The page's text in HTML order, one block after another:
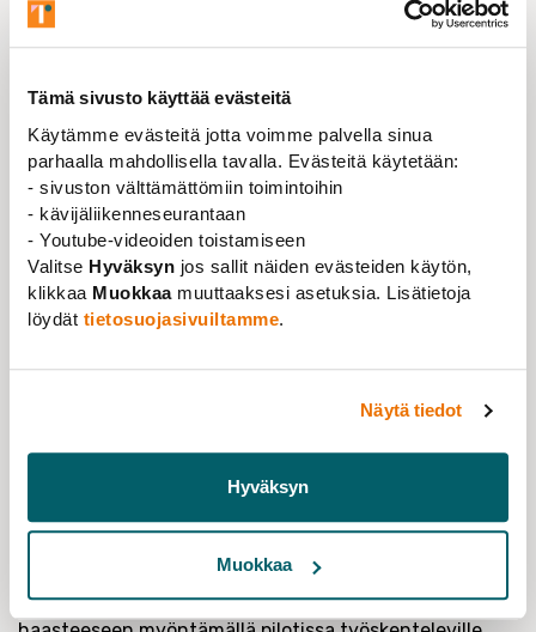
Tämä sivusto käyttää evästeitä
Käytämme evästeitä jotta voimme palvella sinua
parhaalla mahdollisella tavalla. Evästeitä käytetään:
- sivuston välttämättömiin toimintoihin
- kävijäliikenneseurantaan
- Youtube-videoiden toistamiseen
Valitse Hyväksyn jos sallit näiden evästeiden käytön,
klikkaa Muokkaamuuttaaksesi asetuksia. Lisätietoja
löydät tietosuojasivuiltamme.
Näytä tiedot
Hyväksyn
Muokkaa
Jos perustutkimukseen ei panosteta riittävästi, kärsii
myös siihen nojautuva soveltava tutkimus.
European University Associationin mukaan Suomen
julkinen yliopistorahoitus on jäänyt huolestuttavasti
jälkeen esimerkiksi Ruotsin, Norjan ja Tanskan
rahoituksesta.
Väitöskirjatutkijan ura tehtävä
houkuttelevaksi
Suomen parlamentaarinen TKI-työryhmä on linjannut,
Tavoitteeseen pääseminen vaatii tohtorikoulutuspilotin
lyhytjänteinen ja epävarma tutkimusrahoitus.
Tohtorikoulutuspilotti pyrkii osaltaan vastaamaan